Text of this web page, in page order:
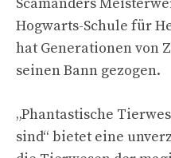
Hogwarts-Schule für
hat Generationen von
seinen Bann gezogen.
„Phantastische
sind“ bietet eine